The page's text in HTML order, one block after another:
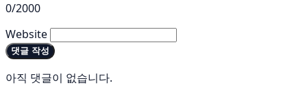
0/2000
Website
댓글 작성
아직 댓글이 없습니다.